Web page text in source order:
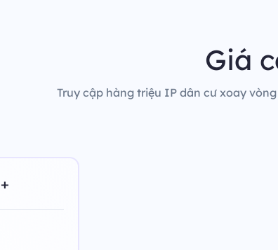
Giá
Truy cập hàng triệu IP dân cư xoay